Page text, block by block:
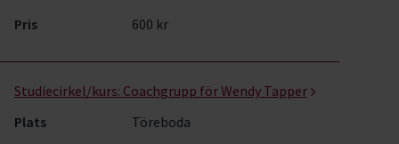
Pris
600 kr
Studiecirkel/kurs: Coachgrupp för Wendy Tapper
Plats
Töreboda